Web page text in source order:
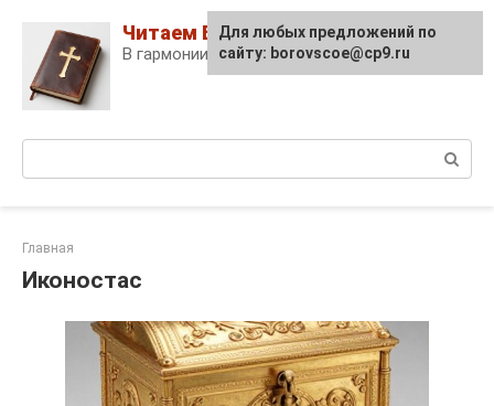
content
Читаем Библию
В гармонии с собой и Богом!
Главная
Иконостас
Для любых предложений по
сайту: borovscoe@cp9.ru